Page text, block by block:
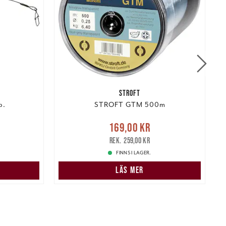
STROFT
STROFT GTM 500m
Nuvarande pris
Tidigare pris
169,00 kr
259,00 kr
FINNS I LAGER.
LÄS MER